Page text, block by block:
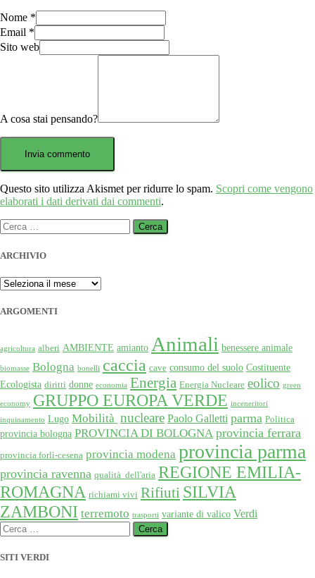
Nome *
Email *
Sito web
A cosa stai pensando?
Questo sito utilizza Akismet per ridurre lo spam. Scopri come vengono
elaborati i dati derivati dai commenti.
Ricerca
per:
ARCHIVIO
ARCHIVIO
ARGOMENTI
agricoltura alberi AMBIENTE amianto Animali benessere animale
biomasse Bologna bonelli caccia cave consumo del suolo Costituente
Ecologista diritti donne economia Energia Energia Nucleare eolico green
economy GRUPPO EUROPA VERDE inceneritori
inquinamento Lugo Mobilità nucleare Paolo Galletti parma Politica
provincia bologna PROVINCIA DI BOLOGNA provincia ferrara
provincia forlì-cesena provincia modena provincia parma
provincia ravenna qualità dell'aria REGIONE EMILIA-
ROMAGNA richiami vivi Rifiuti SILVIA
ZAMBONI terremoto trasporti variante di valico Verdi
Ricerca
per:
SITI VERDI